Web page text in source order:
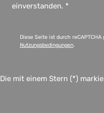
einverstanden. *
Diese Seite ist durch
Nutzungsbedingungen.
Die mit einem Stern (*)